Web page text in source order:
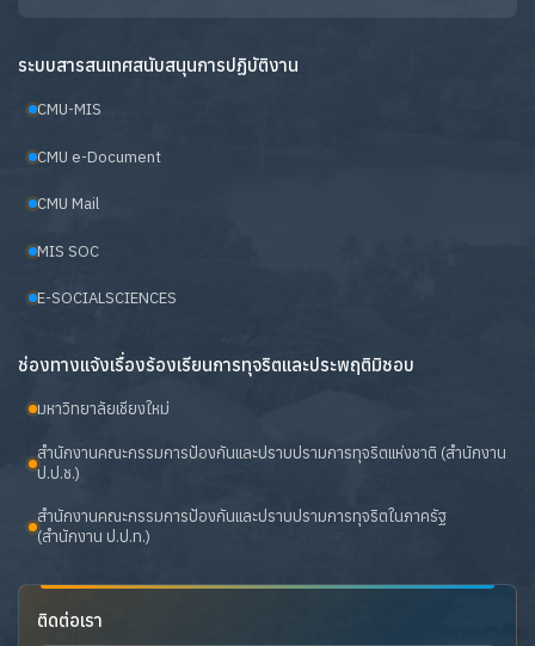
ระบบสารสนเทศสนับสนุนการปฏิบัติงาน
CMU-MIS
CMU e-Document
CMU Mail
MIS SOC
E-SOCIALSCIENCES
ช่องทางแจ้งเรื่องร้องเรียนการทุจริตและประพฤติมิชอบ
มหาวิทยาลัยเชียงใหม่
สำนักงานคณะกรรมการป้องกันและปราบปรามการทุจริตแห่งชาติ (สำนักงาน
ป.ป.ช.)
สำนักงานคณะกรรมการป้องกันและปราบปรามการทุจริตในภาครัฐ
(สำนักงาน ป.ป.ท.)
ติดต่อเรา